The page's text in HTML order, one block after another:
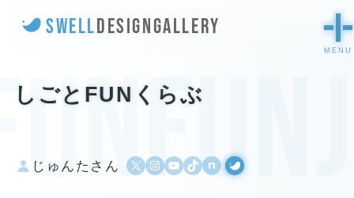
SWELLDESIGNGALLERY
しごとFUNくらぶ
じゅんたさん X Instagram
YouTube
TikTok
500pxWordPress